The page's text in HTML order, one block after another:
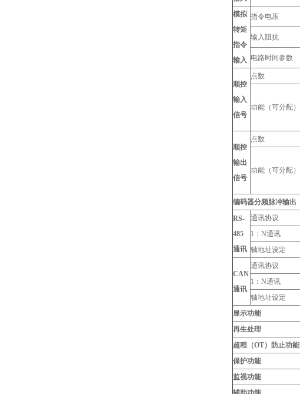
模拟
转矩
指令
输入
指令电压
输入阻抗
电路时间参数
顺控
输入
信号
点数
功能（可分配）
顺控
输出
信号
点数
功能（可分配）
编码器分频脉冲输出
RS-
485
通讯
通讯协议
1：N通讯
轴地址设定
CAN
通讯
通讯协议
1：N通讯
轴地址设定
显示功能
再生处理
超程（OT）防止功能
保护功能
监视功能